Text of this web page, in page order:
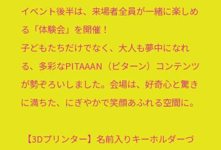
イベント後半は、来場者全員が一緒に楽しめ
る「体験会」を開催！
子どもたちだけでなく、大人も夢中になれ
る、多彩なPITAAAN（ピターン）コンテンツ
が勢ぞろいしました。会場は、好奇心と驚き
に満ちた、にぎやかで笑顔あふれる空間に。
【3Dプリンター】名前入りキーホルダーづ